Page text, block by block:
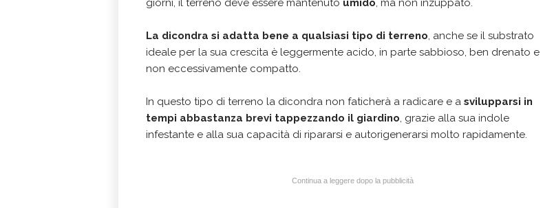
giorni, il terreno deve essere mantenuto umido, ma non inzuppato.
La dicondra si adatta bene a qualsiasi tipo di terreno, anche se il substrato
ideale per la sua crescita è leggermente acido, in parte sabbioso, ben drenato e
non eccessivamente compatto.
In questo tipo di terreno la dicondra non faticherà a radicare e a svilupparsi in
tempi abbastanza brevi tappezzando il giardino, grazie alla sua indole
infestante e alla sua capacità di ripararsi e autorigenerarsi molto rapidamente.
Continua a leggere dopo la pubblicità